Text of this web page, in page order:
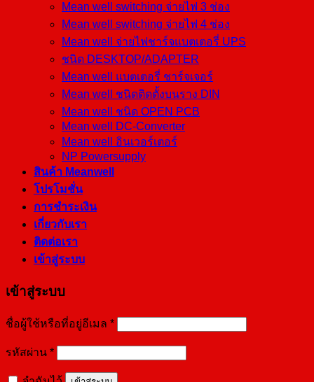
Mean well switching จ่ายไฟ 3 ช่อง
Mean well switching จ่ายไฟ 4 ช่อง
Mean well จ่ายไฟชาร์จแบตเตอรี่ UPS
ชนิด DESKTOP/ADAPTER
Mean well แบตเตอรี่ ชาร์จเจอร์
Mean well ชนิดติดตั้งบนราง DIN
Mean well ชนิด OPEN PCB
Mean well DC-Converter
Mean well อินเวอร์เตอร์
NP Powersupply
สินค้า Meanwell
โปรโมชั่น
การชำระเงิน
เกี่ยวกับเรา
ติดต่อเรา
เข้าสู่ระบบ
เข้าสู่ระบบ
ชื่อผู้ใช้หรือที่อยู่อีเมล *
รหัสผ่าน *